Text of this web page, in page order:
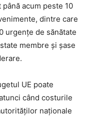
acum peste 10
dintre care
urgențe de sănătate
membre și șase
UE poate
când costurile
naționale